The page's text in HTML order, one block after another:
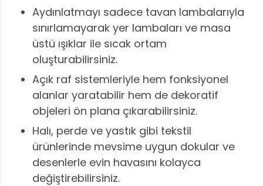
Aydınlatmayı sadece tavan lambalarıyla
sınırlamayarak yer lambaları ve masa
üstü ışıklar ile sıcak ortam
oluşturabilirsiniz.
Açık raf sistemleriyle hem fonksiyonel
alanlar yaratabilir hem de dekoratif
objeleri ön plana çıkarabilirsiniz.
Halı, perde ve yastık gibi tekstil
ürünlerinde mevsime uygun dokular ve
desenlerle evin havasını kolayca
değiştirebilirsiniz.